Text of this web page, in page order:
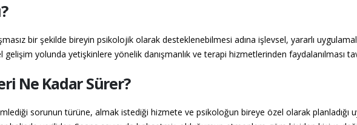
bir şekilde bireyin psikolojik olarak desteklenebilmesi adına işlevsel, yararlı
gelişim yolunda yetişkinlere yönelik danışmanlık ve terapi hizmetlerinden faydalanılması
Ne Kadar Sürer?
sorunun türüne, almak istediği hizmete ve psikoloğun bireye özel olarak planladığı